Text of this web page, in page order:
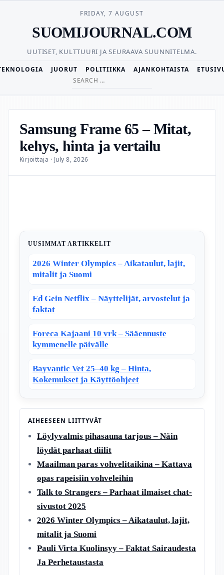
FRIDAY, 7 AUGUST
SUOMIJOURNAL.COM
UUTISET, KULTTUURI JA SEURAAVA SUUNNITELMA.
JUORUT POLITIIKKA AJANKOHTAISTA
Search
Samsung Frame 65 – Mitat,
kehys, hinta ja vertailu
Kirjoittaja · July 8, 2026
UUSIMMAT ARTIKKELIT
2026 Winter Olympics – Aikataulut, lajit,
mitalit ja Suomi
Ed Gein Netflix – Näyttelijät, arvostelut ja
faktat
Foreca Kajaani 10 vrk – Sääennuste
kymmenelle päivälle
Bayvantic Vet 25–40 kg – Hinta,
Kokemukset ja Käyttöohjeet
AIHEESEEN LIITTYVÄT
Löylyvalmis pihasauna tarjous – Näin
löydät parhaat diilit
Maailman paras vohvelitaikina – Kattava
opas rapeisiin vohveleihin
Talk to Strangers – Parhaat ilmaiset chat-
sivustot 2025
2026 Winter Olympics – Aikataulut, lajit,
mitalit ja Suomi
Pauli Virta Kuolinsyy – Faktat Sairaudesta
Ja Perhetaustasta